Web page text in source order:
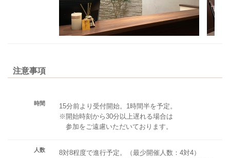
注意事項
時間
15分前より受付開始。1時間半を予定。
※開始時刻から30分以上遅れる場合は
参加をご遠慮いただいております。
人数
8対8程度で進行予定。（最少開催人数：4対4）